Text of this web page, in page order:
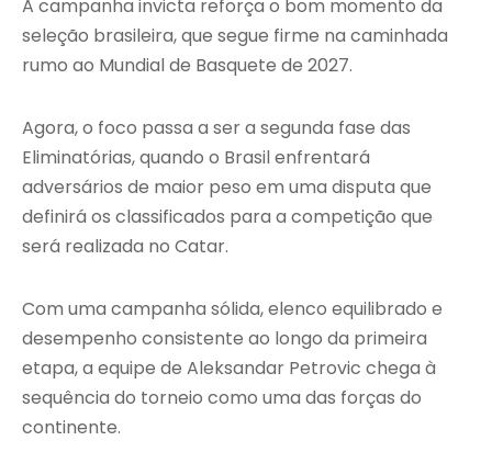
A campanha invicta reforça o bom momento da
seleção brasileira, que segue firme na caminhada
rumo ao Mundial de Basquete de 2027.
Agora, o foco passa a ser a segunda fase das
Eliminatórias, quando o Brasil enfrentará
adversários de maior peso em uma disputa que
definirá os classificados para a competição que
será realizada no Catar.
Com uma campanha sólida, elenco equilibrado e
desempenho consistente ao longo da primeira
etapa, a equipe de Aleksandar Petrovic chega à
sequência do torneio como uma das forças do
continente.